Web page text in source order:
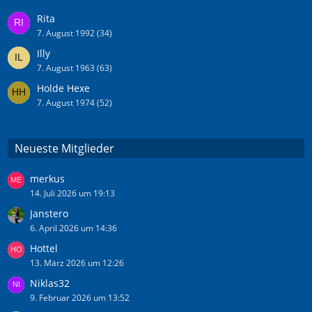
e
ä
g
Rita
7. August 1992 (34)
Illy
7. August 1963 (63)
Holde Hexe
7. August 1974 (52)
Neueste Mitglieder
merkus
14. Juli 2026 um 19:13
Janstero
6. April 2026 um 14:36
Hottel
13. März 2026 um 12:26
Niklas32
9. Februar 2026 um 13:52